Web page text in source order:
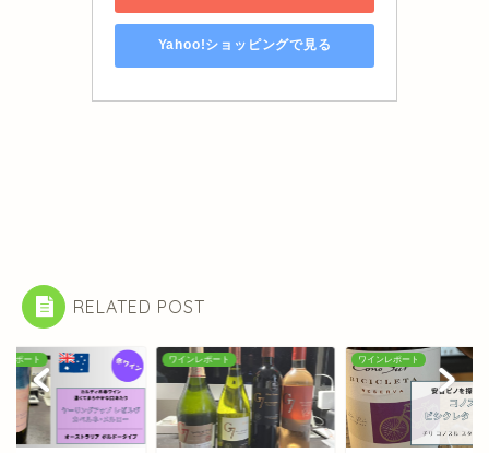
Yahoo!ショッピングで見る
RELATED POST
レポート ワインレポート ワインレポート